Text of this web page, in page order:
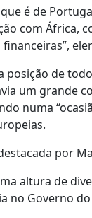
é de
com África,
posição de
um grande
numa
por
altura de
no Governo